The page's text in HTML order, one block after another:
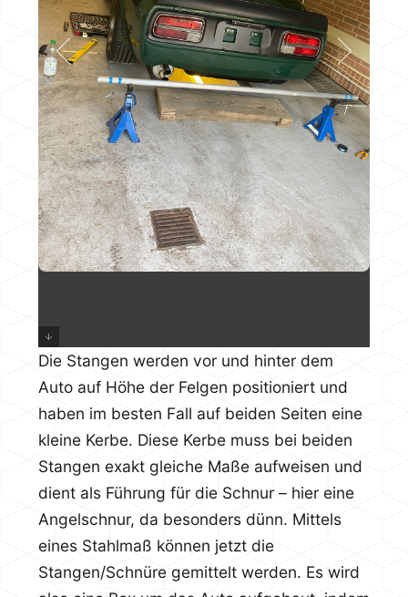
Die Stangen werden vor und hinter dem
Auto auf Höhe der Felgen positioniert und
haben im besten Fall auf beiden Seiten eine
kleine Kerbe. Diese Kerbe muss bei beiden
Stangen exakt gleiche Maße aufweisen und
dient als Führung für die Schnur – hier eine
Angelschnur, da besonders dünn. Mittels
eines Stahlmaß können jetzt die
Stangen/Schnüre gemittelt werden. Es wird